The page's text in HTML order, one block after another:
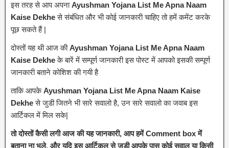
इस तरह से आप अपनाAyushman Yojana List Me Apna Naam
Kaise Dekheसे संबंधित और भी कोई जानकारी चाहिए तो हमें कमेंट करके
पूछ सकते हैं |
दोस्तों यह थी आज कीAyushman Yojana List Me Apna Naam
Kaise Dekheके बारें में सम्पूर्ण जानकारी इस पोस्ट में आपको इसकी सम्पूर्ण
जानकारी बताने कोशिश की गयी है
ताकि आपकेAyushman Yojana List Me Apna Naam Kaise
Dekheसे जुडी जितने भी सारे सवालो है, उन सारे सवालो का जवाब इस
आर्टिकल में मिल सके|
तो दोस्तों कैसी लगी आज की यह जानकारी, आप हमें Comment box में
बताना ना भूले, और यदि इस आर्टिकल से जुडी आपके पास कोई सवाल या किसी